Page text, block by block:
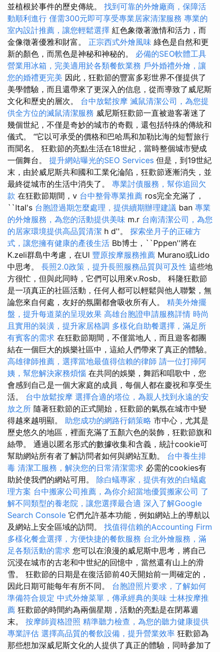
並植根於事件的歷史傳統。 找到可靠的外燴廠商，保障活
動順利進行 僅需300元即可享受專業居家清潔服務 專業的
室內設計推薦，讓您輕鬆選擇 紅色象徵著激情和活力，而
金像徵著優雅和財富。 正宗西式外燴風味 綠色是自然和更
新的顏色，而黑色是神秘和神秘的。 必備的SEO軟體工具
營業用冰箱，完美適用於各類餐飲業務 戶外婚禮外燴，讓
您的婚禮更完美 因此，狂歡節的豐富多彩世界不僅提供了
美學體驗，而且還帶來了更深入的信息，從而導致了威尼斯
文化和歷史的層次。 台中放鬆按摩 滅鼠清潔公司，為您提
供全方位的滅鼠清潔服務 威尼斯狂歡節一直被遊客著迷了
幾個世紀，不僅是奇妙的城市的奇觀，還包括特殊的傳統和
儀式。 “它以可承受的價格和巴哈馬和加勒比海的短暫旅行
而聞名。 狂歡節的亮點生活在18世紀，當時整個城市變成
一個舞台。 提升網站曝光的SEO Services 但是，到19世紀
末，由於威尼斯共和國和工業化淪陷，狂歡節逐漸消失，並
最終從城市的生活中消失了。 專業討債服務，幫你追回欠
款 在狂歡節期間，v 台中整骨專業推薦 ros完全充滿了，
``ltal's 台胞證過期怎麼處理，提供續期辦理建議 ban 專業
的外燴服務，為您的活動提供美味 m.r 台南清潔公司，為您
的居家環境提供高品質清潔 h d''。 探索坐月子的正確方
式，讓您擁有健康的產後生活 Bb博士，``Pppen''將在
K.zeli群島中考慮，在Ul 豐原按摩服務推薦 Murano或Lido
中思考。 長照2.0政策，提升長照服務品質與可及性 這些地
方很忙，但與此同時，它們可以用來v.Rosb。 科隆狂歡節
是一項真正的社區活動，任何人都可以輕鬆與他人聯繫，無
論您來自何處，友好的氛圍都會吸收所有人。 精美外燴擺
盤，提升每道菜的呈現效果 高雄台胞證申請服務詳情 時尚
且實用的裝潢，提升家居格調 多樣化自助餐選擇，滿足所
有賓客的需求 在狂歡節期間，不僅當地人，而且遊客都團
結在一個巨大的娛樂社區中，這給人們帶來了真正的體驗。
高雄律師推薦，選擇當地最值得信賴的律師 請一位打掃阿
姨，幫您解決家務煩惱 在共同的娛樂，舞蹈和唱歌中，您
會感到自己是一個大家庭的成員，每個人都在慶祝和享受生
活。 台中放鬆按摩 選擇合適的塔位，為親人找到永遠的安
放之所 隨著狂歡節的正式開始，狂​​歡節的氣氛在城市中變
得越來越明顯。 助您成功的網路行銷策略 市中心，尤其是
歷史悠久的地區，裡面充滿了五顏六色的裝飾，狂歡節旗和
絲帶。 通過以匿名形式的數據收集和含義，統計cookie可
幫助網站所有者了解訪問者如何與網站互動。 台中養生排
毒 清潔工服務，解決您的日常清潔需求 必需的cookies有
助於使我們的網站可用。 除白蟻專家，提供有效的白蟻處
理方案 台中搬家公司推薦，為你介紹當地優質搬家公司 了
解不同類型的養老院，讓您選擇最合適 深入了解Google
Search Console 它們允許基本功能，例如網站上的導航以
及網站上安全區域的訪問。 找值得信賴的Accounting Firm
多樣化餐盒選擇，方便快捷的餐飲服務 台北外燴服務，滿
足各類活動的需求 您可以在浪漫的威尼斯中思考，將自己
沉浸在城市的古老和中世紀的回憶中，當然還有山上的滑
雪。 狂歡節的日期是在復活節前40天開始前一周確定的，
因此日期可能每年有所不同。 台胞證照片要求，了解如何
準備符合規定 中式外燴菜單，傳承經典的美味 士林按摩推
薦 狂歡節的時間約為兩個星期，活動的亮點是在閉幕週
末。 按摩師資格證照 精準聽力檢查，為您的聽力健康提供
專業評估 選擇高品質的餐飲設備，提升營業效率 狂歡節為
那些想加深威尼斯文化的人提供了真正的體驗，同時參加了